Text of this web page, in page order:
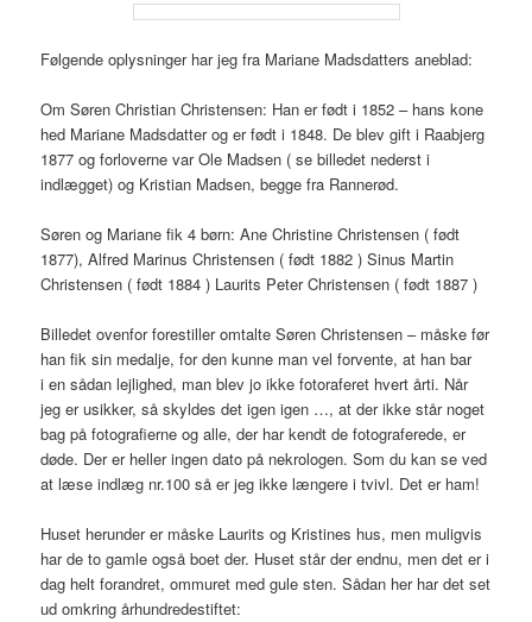
Følgende oplysninger har jeg fra Mariane Madsdatters aneblad:
Om Søren Christian Christensen: Han er født i 1852 – hans kone
hed Mariane Madsdatter og er født i 1848. De blev gift i Raabjerg
1877 og forloverne var Ole Madsen ( se billedet nederst i
indlægget) og Kristian Madsen, begge fra Rannerød.
Søren og Mariane fik 4 børn: Ane Christine Christensen ( født
1877), Alfred Marinus Christensen ( født 1882 ) Sinus Martin
Christensen ( født 1884 ) Laurits Peter Christensen ( født 1887 )
Billedet ovenfor forestiller omtalte Søren Christensen – måske før
han fik sin medalje, for den kunne man vel forvente, at han bar
i en sådan lejlighed, man blev jo ikke fotoraferet hvert årti. Når
jeg er usikker, så skyldes det igen igen …, at der ikke står noget
bag på fotografierne og alle, der har kendt de fotograferede, er
døde. Der er heller ingen dato på nekrologen. Som du kan se ved
at læse indlæg nr.100 så er jeg ikke længere i tvivl. Det er ham!
Huset herunder er måske Laurits og Kristines hus, men muligvis
har de to gamle også boet der. Huset står der endnu, men det er i
dag helt forandret, ommuret med gule sten. Sådan her har det set
ud omkring århundredestiftet: